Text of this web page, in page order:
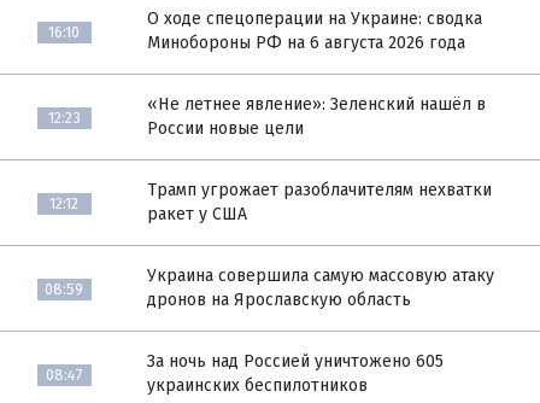
16:10
О ходе спецоперации на Украине: сводка
Минобороны РФ на 6 августа 2026 года
12:23
«Не летнее явление»: Зеленский нашёл в
России новые цели
12:12
Трамп угрожает разоблачителям нехватки
ракет у США
08:59
Украина совершила самую массовую атаку
дронов на Ярославскую область
08:47
За ночь над Россией уничтожено 605
украинских беспилотников